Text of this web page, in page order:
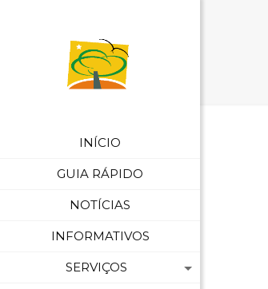
INÍCIO
GUIA RÁPIDO
NOTÍCIAS
INFORMATIVOS
SERVIÇOS